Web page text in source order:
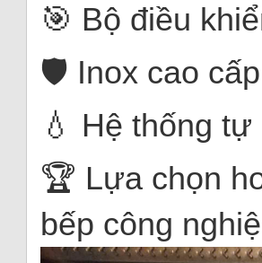
🎯 Bộ điều
🛡️ Inox cao
💧 Hệ thống
🏆 Lựa chọn
bếp công